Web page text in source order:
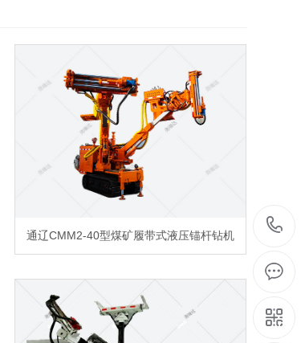
通辽CMM2-40型煤矿履带式液压锚杆钻机